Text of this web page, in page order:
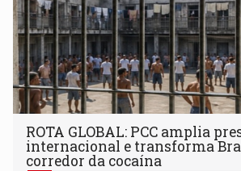
ROTA GLOBAL: PCC amplia
internacional e transforma
corredor da cocaína